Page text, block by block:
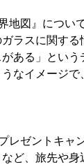
地図』につい
ラスに関す
ある」とい
なイメージ
レゼントキャ
ど、旅先や